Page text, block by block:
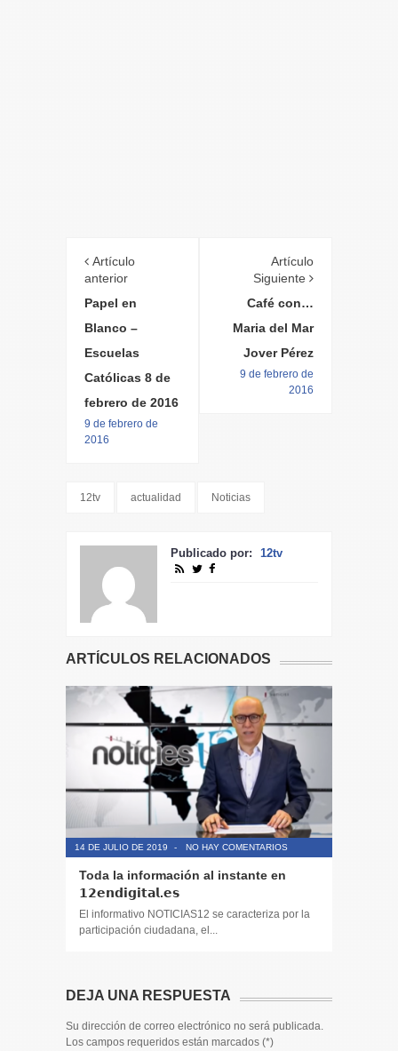
Artículo
anterior
Papel en
Blanco –
Escuelas
Católicas 8 de
febrero de 2016
9 de febrero de
2016
Artículo
Siguiente
Café con…
Maria del Mar
Jover Pérez
9 de febrero de
2016
12tv actualidad Noticias
Publicado por: 12tv
ARTÍCULOS RELACIONADOS
14 DE JULIO DE 2019 - NO HAY COMENTARIOS
Toda la información al instante en
𝟭𝟮𝗲𝗻𝗱𝗶𝗴𝗶𝘁𝗮𝗹.𝗲𝘀
El informativo NOTICIAS12 se caracteriza por la
participación ciudadana, el...
DEJA UNA RESPUESTA
Su dirección de correo electrónico no será publicada.
Los campos requeridos están marcados (*)